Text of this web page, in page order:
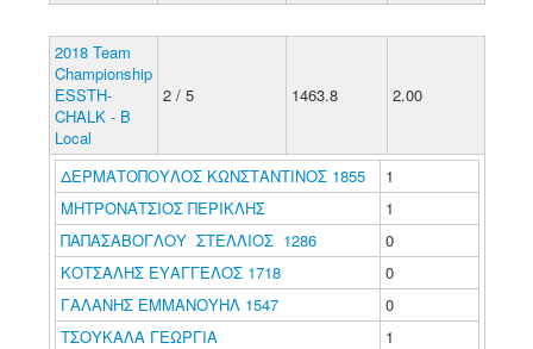
2018 Team
Championship
ESSTH-
CHALK - B
Local
2 / 5 1463.8 2.00
ΔΕΡΜΑΤΟΠΟΥΛΟΣ ΚΩΝΣΤΑΝΤΙΝΟΣ 1855
1
ΜΗΤΡΟΝΑΤΣΙΟΣ ΠΕΡΙΚΛΗΣ
1
ΠΑΠΑΣΑΒΟΓΛΟΥ ΣΤΕΛΛΙΟΣ 1286
0
ΚΟΤΣΑΛΗΣ ΕΥΑΓΓΕΛΟΣ 1718
0
ΓΑΛΑΝΗΣ ΕΜΜΑΝΟΥΗΛ 1547
0
ΤΣΟΥΚΑΛΑ ΓΕΩΡΓΙΑ
1